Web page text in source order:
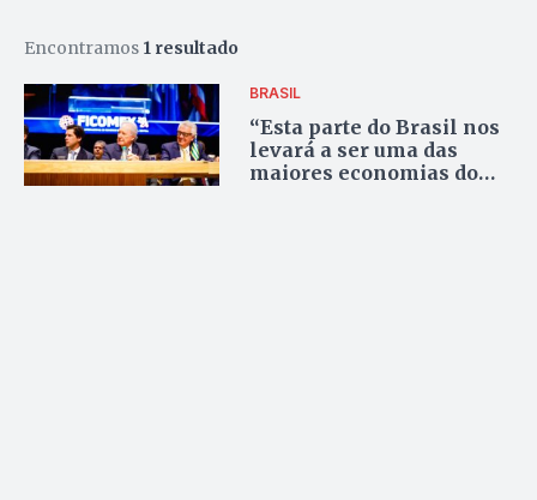
Encontramos 1 resultado
BRASIL
“Esta parte do Brasil nos
levará a ser uma das
maiores economias do